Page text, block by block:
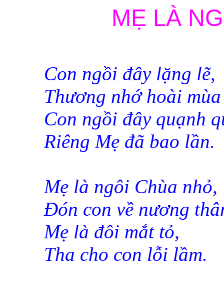
MẸ LÀ
Con ngồi đây lặng lẽ,
Thương nhớ hoài
Con ngồi đây quạnh
Riêng Mẹ đã bao lần.
Mẹ là ngôi Chùa nhỏ,
Đón con về nương
Mẹ là đôi mắt tỏ,
Tha cho con lỗi lầm.